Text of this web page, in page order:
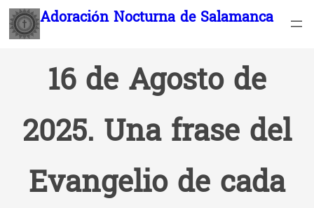
Saltar Adoración Nocturna de Salamanca
16 de Agosto de
2025. Una frase del
Evangelio de cada